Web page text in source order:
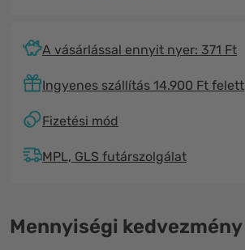
A vásárlással ennyit nyer: 371 Ft
Ingyenes szállítás 14.900 Ft felett
Fizetési mód
MPL, GLS futárszolgálat
Mennyiségi kedvezmény